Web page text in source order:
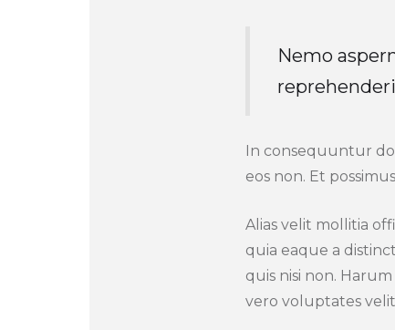
Nemo
In consequuntur
eos non. Et
Alias velit mollitia
quia eaque a
quis nisi non.
vero voluptates